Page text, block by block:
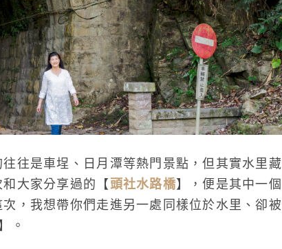
往是車埕、日月潭等熱門景點，但其實水里藏
大家分享過的【頭社水路橋】，便是其中一個
，我想帶你們走進另一處同樣位於水里、卻被
。